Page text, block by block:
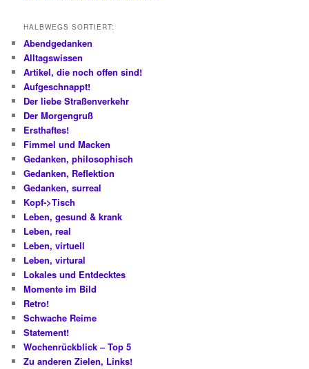
HALBWEGS SORTIERT:
Abendgedanken
Alltagswissen
Artikel, die noch offen sind!
Aufgeschnappt!
Der liebe Straßenverkehr
Der Morgengruß
Ersthaftes!
Fimmel und Macken
Gedanken, philosophisch
Gedanken, Reflektion
Gedanken, surreal
Kopf->Tisch
Leben, gesund & krank
Leben, real
Leben, virtuell
Leben, virtural
Lokales und Entdecktes
Momente im Bild
Retro!
Schwache Reime
Statement!
Wochenrückblick – Top 5
Zu anderen Zielen, Links!